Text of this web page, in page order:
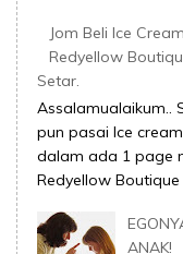
Jom Beli Ice
Redyellow
Setar.
Assalamualaikum..
pun pasai Ice
dalam ada 1 page
Redyellow Boutique
ANAK!